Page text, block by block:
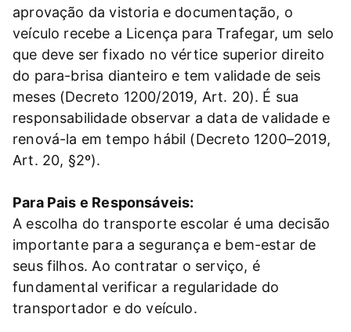
aprovação da vistoria e documentação, o
veículo recebe a Licença para Trafegar, um selo
que deve ser fixado no vértice superior direito
do para-brisa dianteiro e tem validade de seis
meses (Decreto 1200/2019, Art. 20). É sua
responsabilidade observar a data de validade e
renová-la em tempo hábil (Decreto 1200–2019,
Art. 20, §2º).
Para Pais e Responsáveis:
A escolha do transporte escolar é uma decisão
importante para a segurança e bem-estar de
seus filhos. Ao contratar o serviço, é
fundamental verificar a regularidade do
transportador e do veículo.